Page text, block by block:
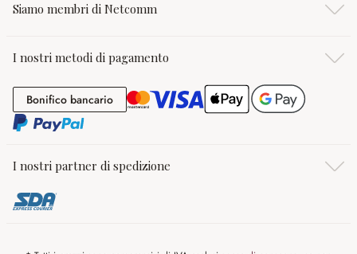
Siamo membri di Netcomm
I nostri metodi di pagamento
Bonifico bancarioBonifico bancario
I nostri partner di spedizione